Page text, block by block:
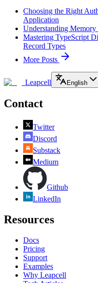
Choosing the Right
Application
Understanding
Mastering TypeScript
Record Types
More Posts
Leapcell English
Contact
Twitter
Discord
Substack
Medium
Github
LinkedIn
Resources
Docs
Pricing
Support
Examples
Why Leapcell